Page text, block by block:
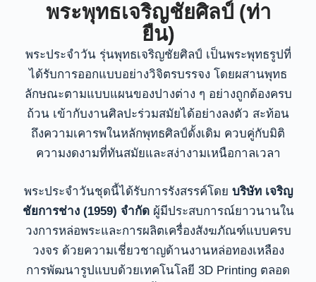
พระพุทธเจริญชัยศิลป์ (ท่า
ยืน)
พระประจำวัน รุ่นพุทธเจริญชัยศิลป์ เป็นพระพุทธรูปที่
ได้รับการออกแบบอย่างวิจิตรบรรจง โดยผสานพุทธ
ลักษณะตามแบบแผนของปางต่าง ๆ อย่างถูกต้องครบ
ถ้วน เข้ากับงานศิลปะร่วมสมัยได้อย่างลงตัว สะท้อน
ถึงความเคารพในหลักพุทธศิลป์ดั้งเดิม ควบคู่กับมิติ
ความงดงามที่ทันสมัยและสง่างามเหนือกาลเวลา
พระประจำวันชุดนี้ได้รับการรังสรรค์โดย บริษัท เจริญ
ชัยการช่าง (1959) จำกัดผู้มีประสบการณ์ยาวนานใน
วงการหล่อพระและการผลิตเครื่องสังฆภัณฑ์แบบครบ
วงจร ด้วยความเชี่ยวชาญด้านงานหล่อทองเหลือง
การพัฒนารูปแบบด้วยเทคโนโลยี 3D Printing ตลอด